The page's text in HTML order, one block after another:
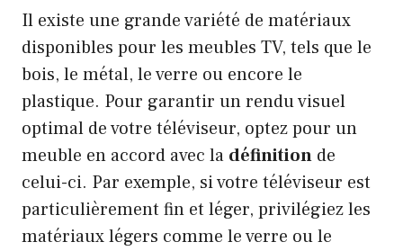
Il existe une grande variété de matériaux
disponibles pour les meubles TV, tels que le
bois, le métal, le verre ou encore le
plastique. Pour garantir un rendu visuel
optimal de votre téléviseur, optez pour un
meuble en accord avec la définition de
celui-ci. Par exemple, si votre téléviseur est
particulièrement fin et léger, privilégiez les
matériaux légers comme le verre ou le